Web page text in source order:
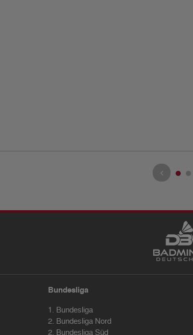
Bundesliga
1. Bundesliga
2. Bundesliga Nord
2. Bundesliga Süd